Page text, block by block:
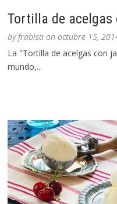
Tortilla de acelgas
byfrabisa onoctubre 15,
La "Tortilla de acelgas con
mundo,...